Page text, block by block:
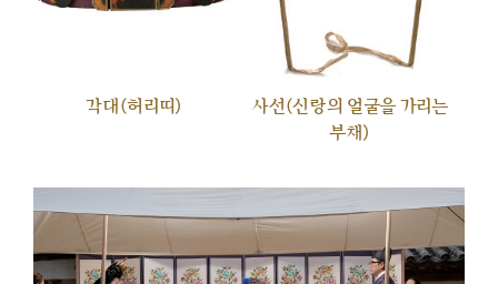
각대(허리띠)
사선(신랑의 얼굴을 가리는
부채)